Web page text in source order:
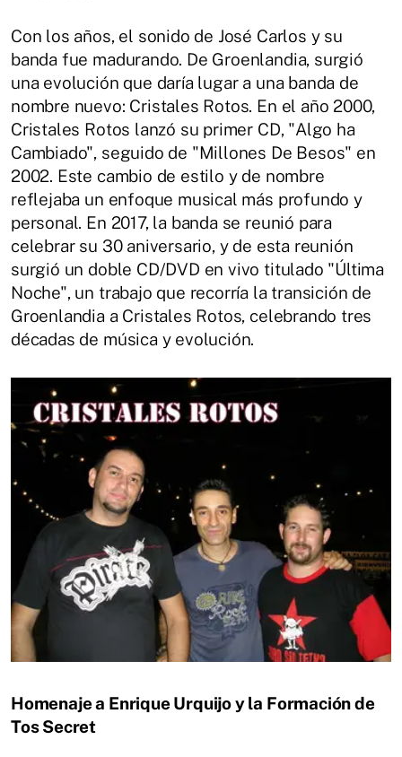
Con los años, el sonido de José Carlos y su
banda fue madurando. De Groenlandia, surgió
una evolución que daría lugar a una banda de
nombre nuevo: Cristales Rotos. En el año 2000,
Cristales Rotos lanzó su primer CD, "Algo ha
Cambiado", seguido de "Millones De Besos" en
2002. Este cambio de estilo y de nombre
reflejaba un enfoque musical más profundo y
personal. En 2017, la banda se reunió para
celebrar su 30 aniversario, y de esta reunión
surgió un doble CD/DVD en vivo titulado "Última
Noche", un trabajo que recorría la transición de
Groenlandia a Cristales Rotos, celebrando tres
décadas de música y evolución.
Homenaje a Enrique Urquijo y la Formación de
Tos Secret